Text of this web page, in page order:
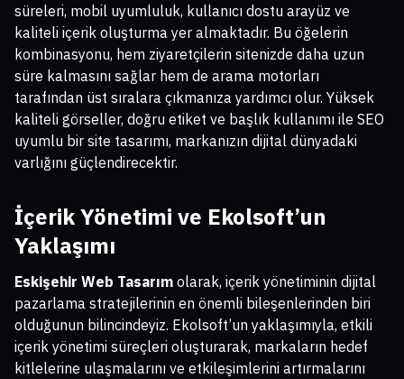
süreleri, mobil uyumluluk, kullanıcı dostu arayüz ve
kaliteli içerik oluşturma yer almaktadır. Bu öğelerin
kombinasyonu, hem ziyaretçilerin sitenizde daha uzun
süre kalmasını sağlar hem de arama motorları
tarafından üst sıralara çıkmanıza yardımcı olur. Yüksek
kaliteli görseller, doğru etiket ve başlık kullanımı ile SEO
uyumlu bir site tasarımı, markanızın dijital dünyadaki
varlığını güçlendirecektir.
İçerik Yönetimi ve Ekolsoft’un
Yaklaşımı
Eskişehir Web Tasarım olarak, içerik yönetiminin dijital
pazarlama stratejilerinin en önemli bileşenlerinden biri
olduğunun bilincindeyiz. Ekolsoft’un yaklaşımıyla, etkili
içerik yönetimi süreçleri oluşturarak, markaların hedef
kitlelerine ulaşmalarını ve etkileşimlerini artırmalarını